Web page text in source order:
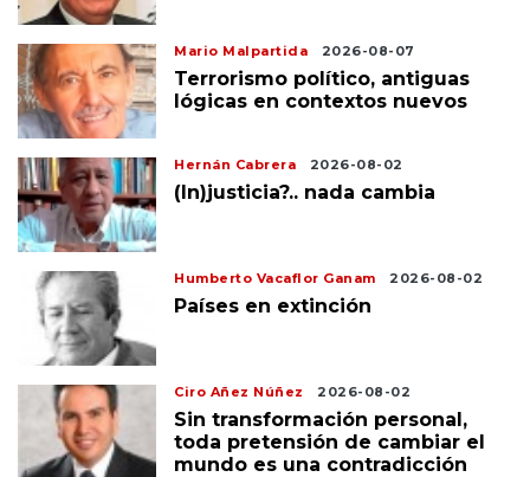
Mario Malpartida 2026-08-07
Terrorismo político, antiguas
lógicas en contextos nuevos
Hernán Cabrera 2026-08-02
(In)justicia?.. nada cambia
Humberto Vacaflor Ganam 2026-08-02
Países en extinción
Ciro Añez Núñez 2026-08-02
Sin transformación personal,
toda pretensión de cambiar el
mundo es una contradicción